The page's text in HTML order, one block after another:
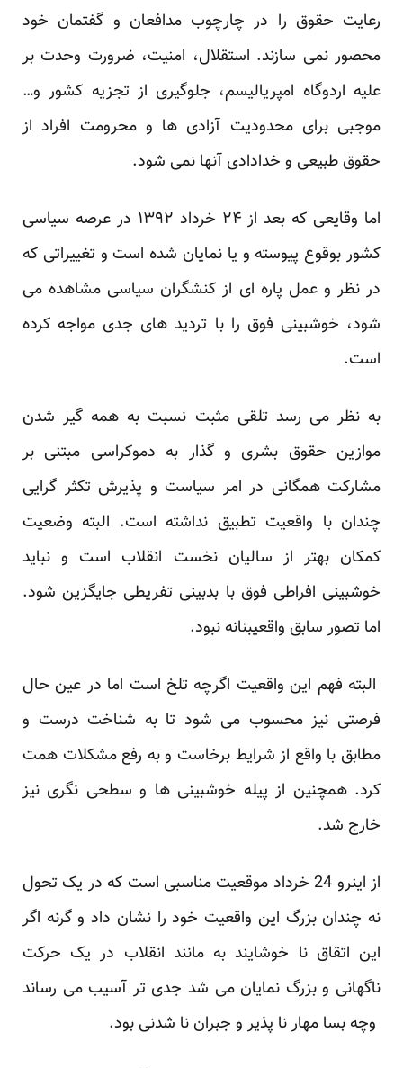
رعایت حقوق را در چارچوب مدافعان و گفتمان خود
محصور نمی سازند. استقلال، امنیت، ضرورت وحدت بر
علیه اردوگاه امپریالیسم، جلوگیری از تجزیه کشور و…
موجبی برای محدودیت آزادی ها و محرومت افراد از
حقوق طبیعی و خدادادی آنها نمی شود.
اما وقایعی که بعد از ۲۴ خرداد ۱۳۹۲ در عرصه سیاسی
کشور بوقوع پیوسته و یا نمایان شده است و تغییراتی که
در نظر و عمل پاره ای از کنشگران سیاسی مشاهده می
شود، خوشبینی فوق را با تردید های جدی مواجه کرده
است.
به نظر می رسد تلقی مثبت نسبت به همه گیر شدن
موازین حقوق بشری و گذار به دموکراسی مبتنی بر
مشارکت همگانی در امر سیاست و پذیرش تکثر گرایی
چندان با واقعیت تطبیق نداشته است. البته وضعیت
کمکان بهتر از سالیان نخست انقلاب است و نباید
خوشبینی افراطی فوق با بدبینی تفریطی جایگزین شود.
اما تصور سابق واقعیبنانه نبود.
البته فهم این واقعیت اگرچه تلخ است اما در عین حال
فرصتی نیز محسوب می شود تا به شناخت درست و
مطابق با واقع از شرایط برخاست و به رفع مشکلات همت
کرد. همچنین از پیله خوشبینی ها و سطحی نگری نیز
خارج شد.
از اینرو 24 خرداد موقعیت مناسبی است که در یک تحول
نه چندان بزرگ این واقعیت خود را نشان داد و گرنه اگر
این اتقاق نا خوشایند به مانند انقلاب در یک حرکت
ناگهانی و بزرگ نمایان می شد جدی تر آسیب می رساند
وچه بسا مهار نا پذیر و جبران نا شدنی بود.